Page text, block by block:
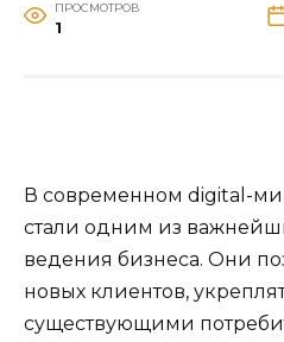
ПРОСМОТРОВ
1
В современном digital-
стали одним из
ведения бизнеса. Они
новых клиентов,
существующими